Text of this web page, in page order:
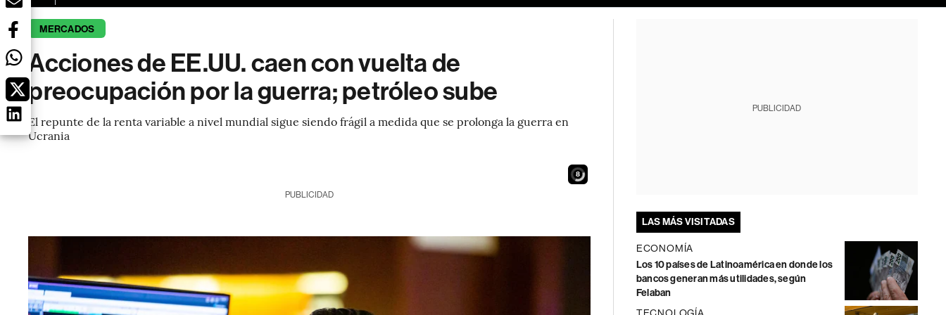
MERCADOS
Acciones de EE.UU. caen con vuelta de
preocupación por la guerra; petróleo sube
El repunte de la renta variable a nivel mundial sigue siendo frágil a medida que se prolonga la guerra en
Ucrania
6
PUBLICIDAD
PUBLICIDAD
LAS MÁS VISITADAS
ECONOMÍA
Los 10 países de Latinoamérica en donde los
bancos generan más utilidades, según
Felaban